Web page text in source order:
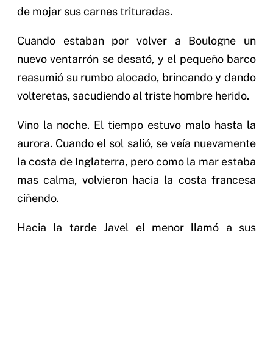
de mojar sus carnes trituradas.
Cuando estaban por volver a Boulogne un
nuevo ventarrón se desató, y el pequeño barco
reasumió su rumbo alocado, brincando y dando
volteretas, sacudiendo al triste hombre herido.
Vino la noche. El tiempo estuvo malo hasta la
aurora. Cuando el sol salió, se veía nuevamente
la costa de Inglaterra, pero como la mar estaba
mas calma, volvieron hacia la costa francesa
ciñendo.
Hacia la tarde Javel el menor llamó a sus